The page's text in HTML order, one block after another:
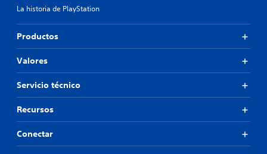
La historia de PlayStation
Productos
Valores
Servicio técnico
Recursos
Conectar